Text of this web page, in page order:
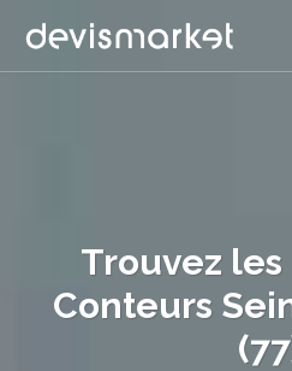
Trouvez
Conteurs